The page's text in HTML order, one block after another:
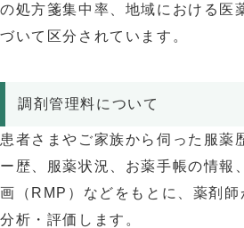
の処方箋集中率、地域における医
づいて区分されています。
調剤管理料について
患者さまやご家族から伺った服薬
ー歴、服薬状況、お薬手帳の情報
画（RMP）などをもとに、薬剤師
分析・評価します。